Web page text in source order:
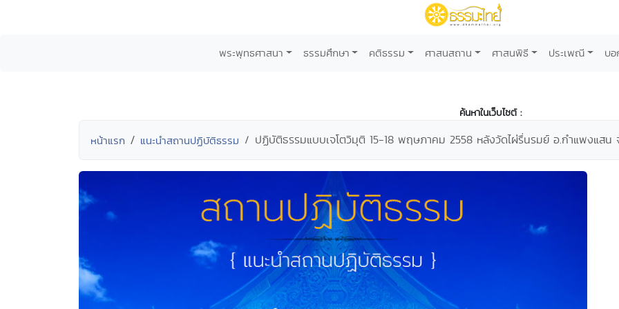
พระพุทธศาสนา ธรรมศึกษา คติธรรม ศาสนสถาน ศาสนพิธี ประเพณี บ
ค้นหาในเว็บไซต์ :
หน้าแรก แนะนำสถานปฏิบัติธรรม ปฏิบัติธรรมแบบเจโตวิมุติ 15-18 พฤษภาคม 2558 หลังวัดไผ่รื่นรมย์ อ.กำแพงแสน